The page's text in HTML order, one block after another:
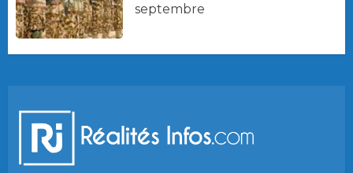
septembre